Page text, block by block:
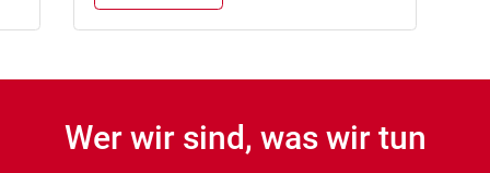
Wer wir sind, was wir tun